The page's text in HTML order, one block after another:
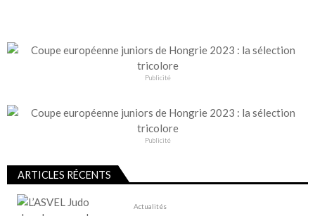
Publicité
Publicité
ARTICLES RÉCENTS
Actualités